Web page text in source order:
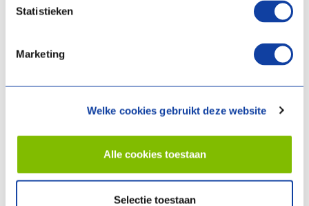
Statistieken
Marketing
Welke cookies gebruikt deze website
Alle cookies toestaan
Selectie toestaan
Numéro de téléphone